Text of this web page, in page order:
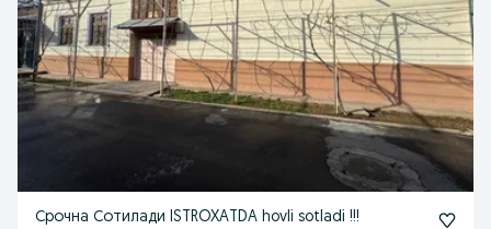
Срочна Сотилади ISTROXATDA hovli sotladi !!!